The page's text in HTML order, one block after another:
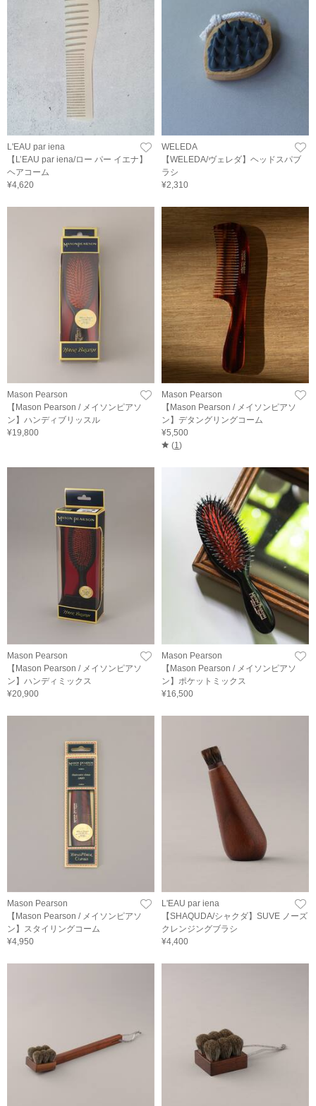
L'EAU par iena
【L’EAU par iena/ロー パー イエナ】
ヘアコーム
¥4,620
WELEDA
【WELEDA/ヴェレダ】ヘッドスパブ
ラシ
¥2,310
Mason Pearson
【Mason Pearson / メイソンピアソ
ン】ハンディブリッスル
¥19,800
Mason Pearson
【Mason Pearson / メイソンピアソ
ン】デタングリングコーム
¥5,500
(1)
Mason Pearson
【Mason Pearson / メイソンピアソ
ン】ハンディミックス
¥20,900
Mason Pearson
【Mason Pearson / メイソンピアソ
ン】ポケットミックス
¥16,500
Mason Pearson
【Mason Pearson / メイソンピアソ
ン】スタイリングコーム
¥4,950
L'EAU par iena
【SHAQUDA/シャクダ】SUVE ノーズ
クレンジングブラシ
¥4,400